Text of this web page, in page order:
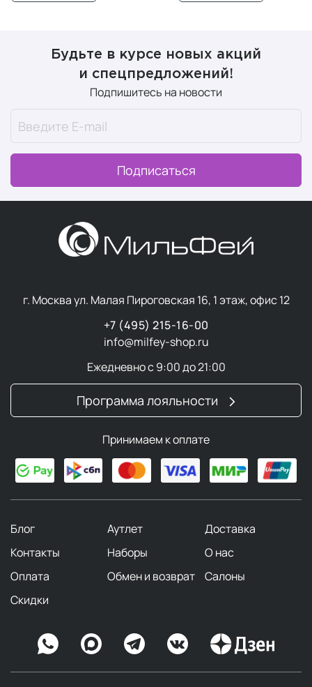
Будьте в курсе новых акций
и спецпредложений!
Подпишитесь на новости
Подписаться
г. Москва ул. Малая Пироговская 16, 1 этаж, офис 12
+7 (495) 215-16-00
info@milfey-shop.ru
Ежедневно с 9:00 до 21:00
Программа лояльности
Принимаем к оплате
Блог Аутлет
Доставка
Контакты
Наборы
О нас
Оплата
Обмен и возврат
Салоны
Скидки